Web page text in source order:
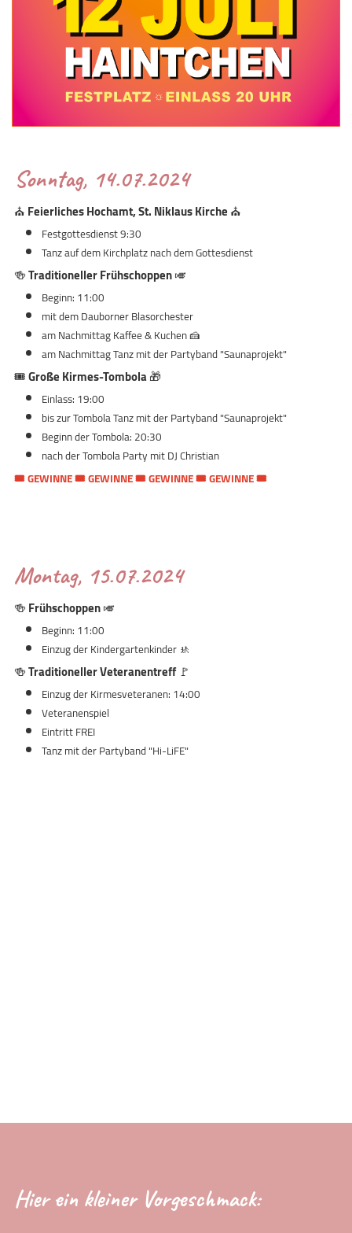
Sonntag, 14.07.2024
⛪Feierliches Hochamt, St. Niklaus Kirche⛪
Festgottesdienst 9:30
Tanz auf dem Kirchplatz nach dem Gottesdienst
🍻Traditioneller Frühschoppen🎺
Beginn: 11:00
mit dem Dauborner Blasorchester
am Nachmittag Kaffee & Kuchen 🍰
am Nachmittag Tanz mit der Partyband "Saunaprojekt"
🎟️Große Kirmes-Tombola🎁
Einlass: 19:00
bis zur Tombola Tanz mit der Partyband "Saunaprojekt"
Beginn der Tombola: 20:30
nach der Tombola Party mit DJ Christian
🎟️ GEWINNE 🎟️ GEWINNE 🎟️ GEWINNE 🎟️ GEWINNE 🎟️
Montag, 15.07.2024
🍻Frühschoppen🎺
Beginn: 11:00
Einzug der Kindergartenkinder 🚸
🍻Traditioneller Veteranentreff🚩
Einzug der Kirmesveteranen: 14:00
Veteranenspiel
Eintritt FREI
Tanz mit der Partyband "Hi-LiFE"
Hier ein kleiner Vorgeschmack: